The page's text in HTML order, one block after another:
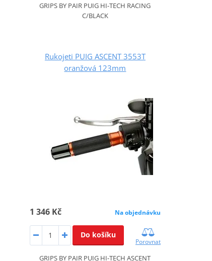
GRIPS BY PAIR PUIG HI-TECH RACING
C/BLACK
Rukojeti PUIG ASCENT 3553T
oranžová 123mm
1 346 Kč Na objednávku
Do košíku
Porovnat
GRIPS BY PAIR PUIG HI-TECH ASCENT